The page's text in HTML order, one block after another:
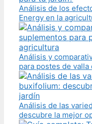
Análisis de los
Energy en la
Análisis y
para postes de
Análisis de las
descubre la mejor